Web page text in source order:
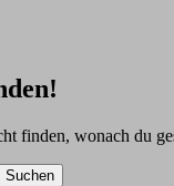
finden, wonach du